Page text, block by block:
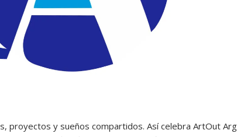
proyectos y sueños compartidos. Así celebra ArtOut